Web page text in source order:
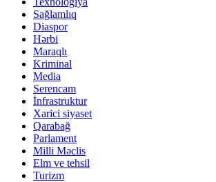
Sağlamlıq
Diaspor
Hərbi
Maraqlı
Kriminal
Media
Serencam
İnfrastruktur
Xarici siyaset
Qarabağ
Parlament
Milli Məclis
Elm ve tehsil
Turizm